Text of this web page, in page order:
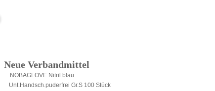
Neue Verbandmittel
NOBAGLOVE Nitril blau
Unt.Handsch.puderfrei Gr.S 100 Stück